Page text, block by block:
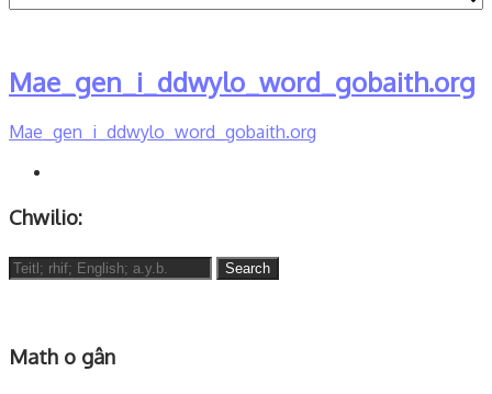
Mae_gen_i_ddwylo_word_gobaith.org
Mae_gen_i_ddwylo_word_gobaith.org
Chwilio:
Search
for:
Math o gân